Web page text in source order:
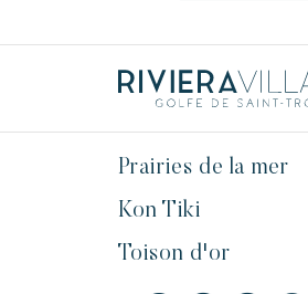
Prairies de la mer
Kon Tiki
Toison d'or